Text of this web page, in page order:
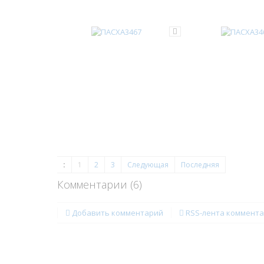
: 1 2 3 Следующая Последняя
Комментарии (6)
Добавить комментарий RSS-лента